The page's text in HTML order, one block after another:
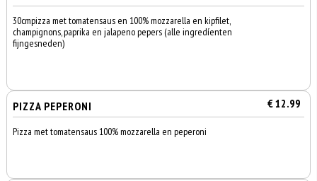
30cmpizza met tomatensaus en 100% mozzarella en kipfilet,
champignons, paprika en jalapeno pepers (alle ingredíenten
fijngesneden)
PIZZA PEPERONI € 12.99
Pizza met tomatensaus 100% mozzarella en peperoni